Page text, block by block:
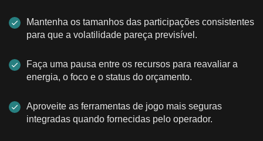
Mantenha os tamanhos das participações consistentes
para que a volatilidade pareça previsível.
Faça uma pausa entre os recursos para reavaliar a
energia, o foco e o status do orçamento.
Aproveite as ferramentas de jogo mais seguras
integradas quando fornecidas pelo operador.